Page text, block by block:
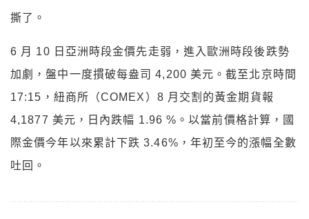
撕了。
6 月 10 日亞洲時段金價先走弱，進入歐洲時段後跌勢
加劇，盤中一度摜破每盎司 4,200 美元。截至北京時間
17:15，紐商所（COMEX）8 月交割的黃金期貨報
4,1877 美元，日內跌幅 1.96 %。以當前價格計算，國
際金價今年以來累計下跌 3.46%，年初至今的漲幅全數
吐回。